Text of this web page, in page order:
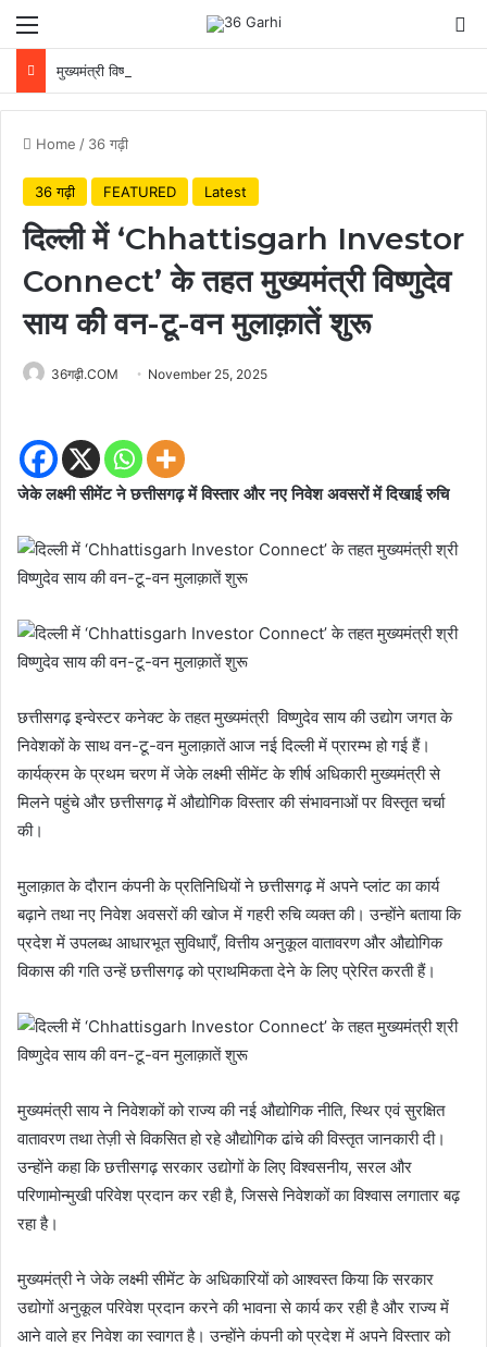
Menu
Home / 36 गढ़ी
36 गढ़ी FEATURED Latest
दिल्ली में ‘Chhattisgarh Investor
Connect’ के तहत मुख्यमंत्री विष्णुदेव
साय की वन-टू-वन मुलाक़ातें शुरू
36गढ़ी.COM November 25, 2025
जेके लक्ष्मी सीमेंट ने छत्तीसगढ़ में विस्तार और नए निवेश अवसरों में दिखाई रुचि
छत्तीसगढ़ इन्वेस्टर कनेक्ट के तहत मुख्यमंत्री विष्णुदेव साय की उद्योग जगत के
निवेशकों के साथ वन-टू-वन मुलाक़ातें आज नई दिल्ली में प्रारम्भ हो गई हैं।
कार्यक्रम के प्रथम चरण में जेके लक्ष्मी सीमेंट के शीर्ष अधिकारी मुख्यमंत्री से
मिलने पहुंचे और छत्तीसगढ़ में औद्योगिक विस्तार की संभावनाओं पर विस्तृत चर्चा
की।
मुलाक़ात के दौरान कंपनी के प्रतिनिधियों ने छत्तीसगढ़ में अपने प्लांट का कार्य
बढ़ाने तथा नए निवेश अवसरों की खोज में गहरी रुचि व्यक्त की। उन्होंने बताया कि
प्रदेश में उपलब्ध आधारभूत सुविधाएँ, वित्तीय अनुकूल वातावरण और औद्योगिक
विकास की गति उन्हें छत्तीसगढ़ को प्राथमिकता देने के लिए प्रेरित करती हैं।
मुख्यमंत्री साय ने निवेशकों को राज्य की नई औद्योगिक नीति, स्थिर एवं सुरक्षित
वातावरण तथा तेज़ी से विकसित हो रहे औद्योगिक ढांचे की विस्तृत जानकारी दी।
उन्होंने कहा कि छत्तीसगढ़ सरकार उद्योगों के लिए विश्वसनीय, सरल और
परिणामोन्मुखी परिवेश प्रदान कर रही है, जिससे निवेशकों का विश्वास लगातार बढ़
रहा है।
मुख्यमंत्री ने जेके लक्ष्मी सीमेंट के अधिकारियों को आश्वस्त किया कि सरकार
उद्योगों अनुकूल परिवेश प्रदान करने की भावना से कार्य कर रही है और राज्य में
आने वाले हर निवेश का स्वागत है। उन्होंने कंपनी को प्रदेश में अपने विस्तार को